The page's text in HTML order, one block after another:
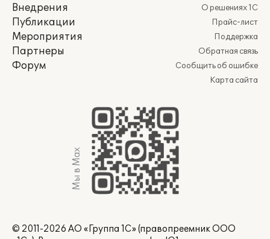
Внедрения
Публикации
Мероприятия
Партнеры
Форум
О решениях 1С
Прайс-лист
Поддержка
Обратная связь
Сообщить об ошибке
Карта сайта
Мы в Max
© 2011-2026 АО «Группа 1С» (правопреемник ООО